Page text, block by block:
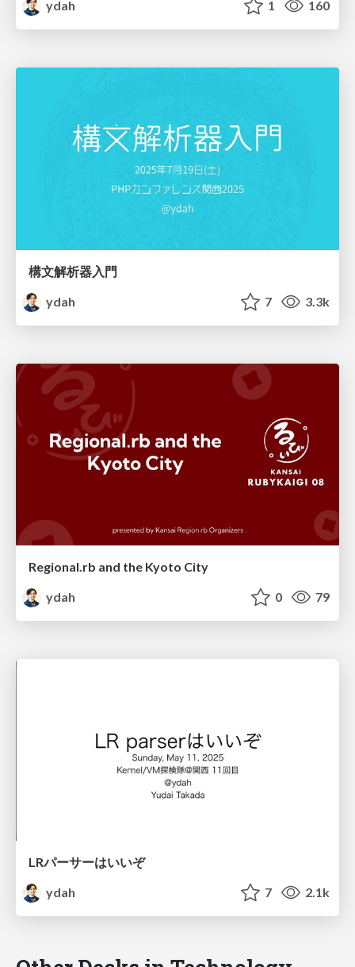
ydah 1 160
構文解析器入門
ydah
7 3.3k
Regional.rb and the Kyoto City
ydah
0 79
LRパーサーはいいぞ
ydah
7 2.1k